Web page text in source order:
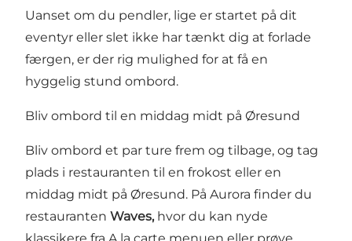
Uanset om du pendler, lige er startet på dit
eventyr eller slet ikke har tænkt dig at forlade
færgen, er der rig mulighed for at få en
hyggelig stund ombord.
Bliv ombord til en middag midt på Øresund
Bliv ombord et par ture frem og tilbage, og tag
plads i restauranten til en frokost eller en
middag midt på Øresund. På Aurora finder du
restauranten Waves, hvor du kan nyde